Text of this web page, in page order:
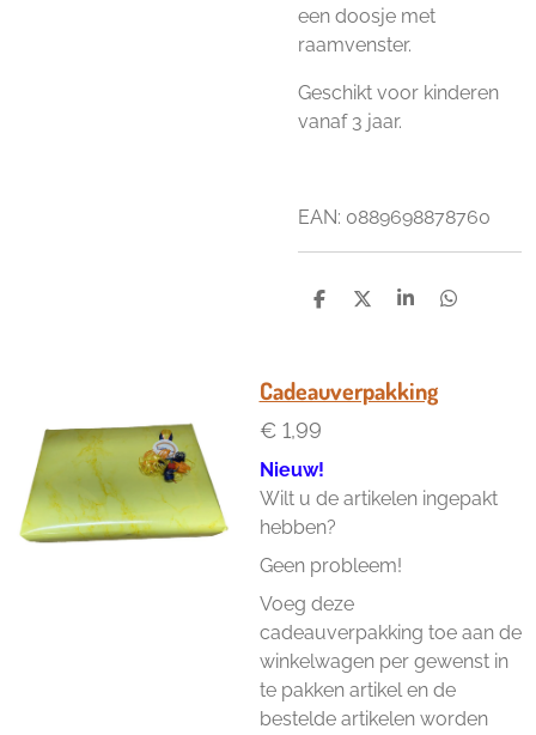
een doosje met
raamvenster.
Geschikt voor kinderen
vanaf 3 jaar.
EAN: 0889698878760
D
D
S
e
D
Cadeauverpakking
€ 1,99
Nieuw!
Wilt u de artikelen ingepakt
hebben?
Geen probleem!
Voeg deze
cadeauverpakking toe aan de
winkelwagen per gewenst in
te pakken artikel en de
bestelde artikelen worden